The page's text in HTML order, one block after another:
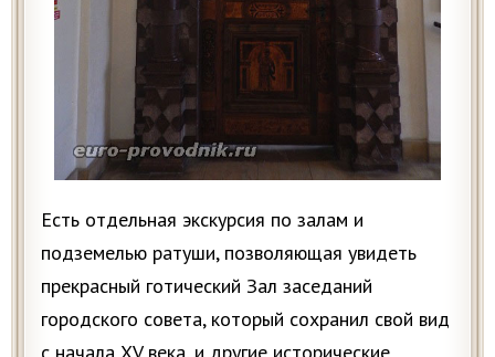
Есть отдельная экскурсия по залам и
подземелью ратуши, позволяющая увидеть
прекрасный готический Зал заседаний
городского совета, который сохранил свой вид